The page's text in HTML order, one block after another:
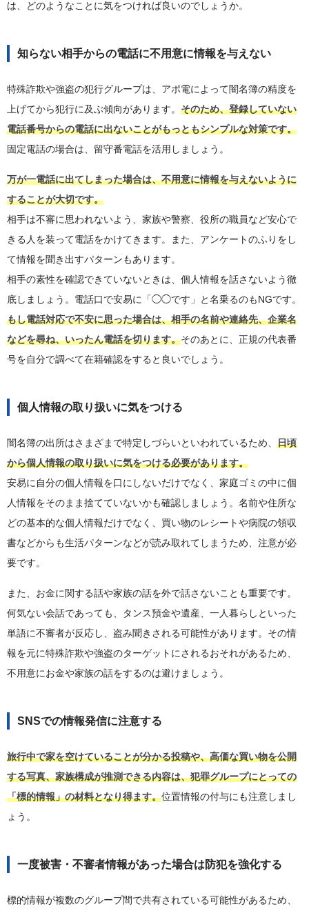
は、どのようなことに気をつければ良いのでしょうか。
知らない相手からの電話に不用意に情報を与えない
特殊詐欺や強盗の犯行グループは、アポ電によって闇名簿の精度を
上げてから犯行に及ぶ傾向があります。 そのため、登録していない
電話番号からの電話に出ないことがもっともシンプルな対策です。
固定電話の場合は、留守番電話を活用しましょう。
万が一電話に出てしまった場合は、不用意に情報を与えないように
することが大切です。
相手は不審に思われないよう、家族や警察、役所の職員など安心で
きる人を装って電話をかけてきます。また、アンケートのふりをし
て情報を聞き出すパターンもあります。
相手の素性を確認できていないときは、個人情報を話さないよう徹
底しましょう。電話口で安易に「◯◯です」と名乗るのもNGです。
もし電話対応で不安に思った場合は、相手の名前や連絡先、企業名
などを尋ね、いったん電話を切ります。そのあとに、正規の代表番
号を自分で調べて在籍確認をすると良いでしょう。
個人情報の取り扱いに気をつける
闇名簿の出所はさまざまで特定しづらいといわれているため、 日頃
から個人情報の取り扱いに気をつける必要があります。
安易に自分の個人情報を口にしないだけでなく、家庭ゴミの中に個
人情報をそのまま捨てていないかも確認しましょう。名前や住所な
どの基本的な個人情報だけでなく、買い物のレシートや病院の領収
書などからも生活パターンなどが読み取れてしまうため、注意が必
要です。
また、お金に関する話や家族の話を外で話さないことも重要です。
何気ない会話であっても、タンス預金や遺産、一人暮らしといった
単語に不審者が反応し、盗み聞きされる可能性があります。その情
報を元に特殊詐欺や強盗のターゲットにされるおそれがあるため、
不用意にお金や家族の話をするのは避けましょう。
SNSでの情報発信に注意する
旅行中で家を空けていることが分かる投稿や、高価な買い物を公開
する写真、家族構成が推測できる内容は、犯罪グループにとっての
「標的情報」の材料となり得ます。位置情報の付与にも注意しまし
ょう。
一度被害・不審者情報があった場合は防犯を強化する
標的情報が複数のグループ間で共有されている可能性があるため、